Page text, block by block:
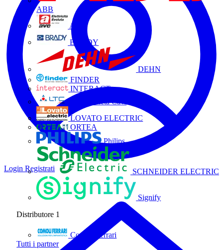
ABB
AVE
BRADY
DEHN
FINDER
INTERACT
La Triveneta Cavi
LOVATO ELECTRIC
ORTEA
Philips
SCHNEIDER ELECTRIC
Signify
Distributore 1
Comoli Ferrari
Tutti i partner
Login Registrati